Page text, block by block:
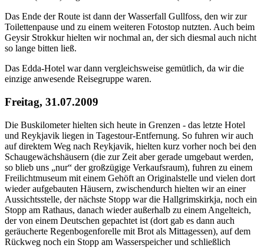
Das Ende der Route ist dann der Wasserfall Gullfoss, den wir zur
Toilettenpause und zu einem weiteren Fotostop nutzten. Auch beim
Geysir Strokkur hielten wir nochmal an, der sich diesmal auch nicht
so lange bitten ließ.
Das Edda-Hotel war dann vergleichsweise gemütlich, da wir die
einzige anwesende Reisegruppe waren.
Freitag, 31.07.2009
Die Buskilometer hielten sich heute in Grenzen - das letzte Hotel
und Reykjavik liegen in Tagestour-Entfernung. So fuhren wir auch
auf direktem Weg nach Reykjavik, hielten kurz vorher noch bei den
Schaugewächshäusern (die zur Zeit aber gerade umgebaut werden,
so blieb uns „nur“ der großzügige Verkaufsraum), fuhren zu einem
Freilichtmuseum mit einem Gehöft an Originalstelle und vielen dort
wieder aufgebauten Häusern, zwischendurch hielten wir an einer
Aussichtsstelle, der nächste Stopp war die Hallgrimskirkja, noch ein
Stopp am Rathaus, danach wieder außerhalb zu einem Angelteich,
der von einem Deutschen gepachtet ist (dort gab es dann auch
geräucherte Regenbogenforelle mit Brot als Mittagessen), auf dem
Rückweg noch ein Stopp am Wasserspeicher und schließlich